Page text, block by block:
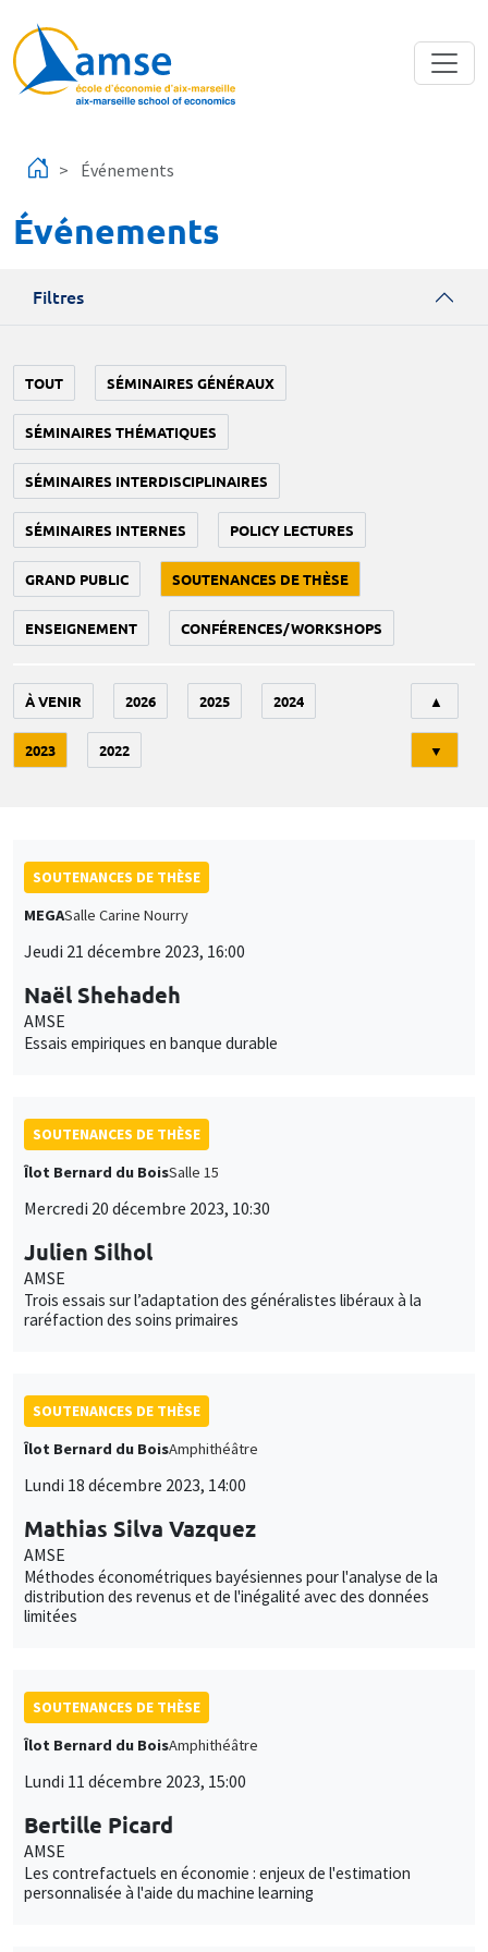
Événements
Événements
Filtres
TOUT SÉMINAIRES GÉNÉRAUX
SÉMINAIRES THÉMATIQUES
SÉMINAIRES INTERDISCIPLINAIRES
SÉMINAIRES INTERNES POLICY LECTURES
GRAND PUBLIC SOUTENANCES DE THÈSE
ENSEIGNEMENT CONFÉRENCES/WORKSHOPS
À VENIR 2026 2025 2024
2023 2022
▲
▼
SOUTENANCES DE THÈSE
MEGASalle Carine Nourry
Jeudi 21 décembre 2023, 16:00
Naël Shehadeh
AMSE
Essais empiriques en banque durable
SOUTENANCES DE THÈSE
Îlot Bernard du BoisSalle 15
Mercredi 20 décembre 2023, 10:30
Julien Silhol
AMSE
Trois essais sur l’adaptation des généralistes libéraux à la
raréfaction des soins primaires
SOUTENANCES DE THÈSE
Îlot Bernard du BoisAmphithéâtre
Lundi 18 décembre 2023, 14:00
Mathias Silva Vazquez
AMSE
Méthodes économétriques bayésiennes pour l'analyse de la
distribution des revenus et de l'inégalité avec des données
limitées
SOUTENANCES DE THÈSE
Îlot Bernard du BoisAmphithéâtre
Lundi 11 décembre 2023, 15:00
Bertille Picard
AMSE
Les contrefactuels en économie : enjeux de l'estimation
personnalisée à l'aide du machine learning